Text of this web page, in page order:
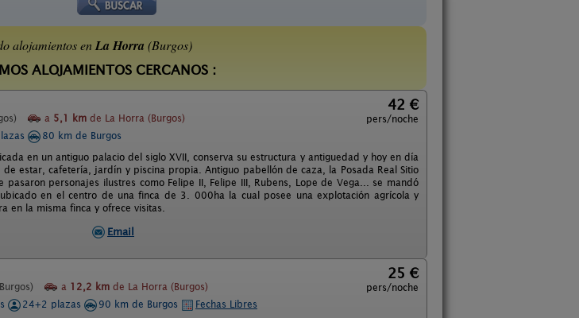
alojamientos enLa Horra (Burgos)
ALOJAMIENTOS CERCANOS :
a 5,1 km de La Horra (Burgos)
42 €
pers/noche
80 km de Burgos
en un antiguo palacio del siglo XVII, conserva su estructura y antiguedad y hoy en día
estar, cafetería, jardín y piscina propia. Antiguo pabellón de caza, la Posada Real Sitio
personajes ilustres como Felipe II, Felipe III, Rubens, Lope de Vega... se mandó
en el centro de una finca de 3. 000ha la cual posee una explotación agrícola y
en la misma finca y ofrece visitas.
Email
a 12,2 km de La Horra (Burgos)
25 €
pers/noche
24+2 plazas 90 km de Burgos
Fechas Libres